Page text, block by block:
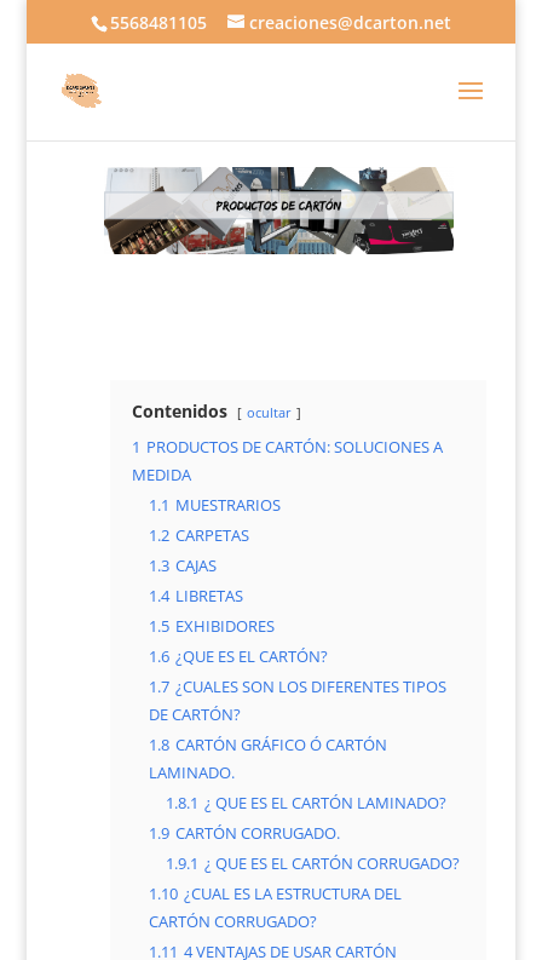
5568481105 creaciones@dcarton.net
Contenidos ocultar
1 PRODUCTOS DE CARTÓN: SOLUCIONES A
MEDIDA
1.1 MUESTRARIOS
1.2 CARPETAS
1.3 CAJAS
1.4 LIBRETAS
1.5 EXHIBIDORES
1.6 ¿QUE ES EL CARTÓN?
1.7 ¿CUALES SON LOS DIFERENTES TIPOS
DE CARTÓN?
1.8 CARTÓN GRÁFICO Ó CARTÓN
LAMINADO.
1.8.1 ¿ QUE ES EL CARTÓN LAMINADO?
1.9 CARTÓN CORRUGADO.
1.9.1 ¿ QUE ES EL CARTÓN CORRUGADO?
1.10 ¿CUAL ES LA ESTRUCTURA DEL
CARTÓN CORRUGADO?
1.11 4 VENTAJAS DE USAR CARTÓN